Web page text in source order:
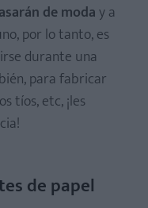
de moday a
por lo tanto, es
durante una
para fabricar
tíos, etc, ¡les
de papel